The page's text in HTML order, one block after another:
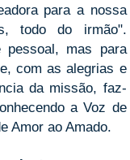
para a nossa
todo do irmão".
pessoal, mas para
com as alegrias e
da missão, faz-
a Voz de
Amor ao Amado.